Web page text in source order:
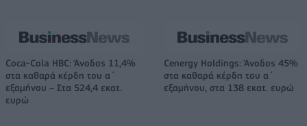
Coca-Cola HBC: Άνοδος 11,4%
στα καθαρά κέρδη του α΄
εξαμήνου – Στα 524,4 εκατ.
ευρώ
Cenergy Holdings: Άνοδος 45%
στα καθαρά κέρδη του α΄
εξαμήνου, στα 138 εκατ. ευρώ